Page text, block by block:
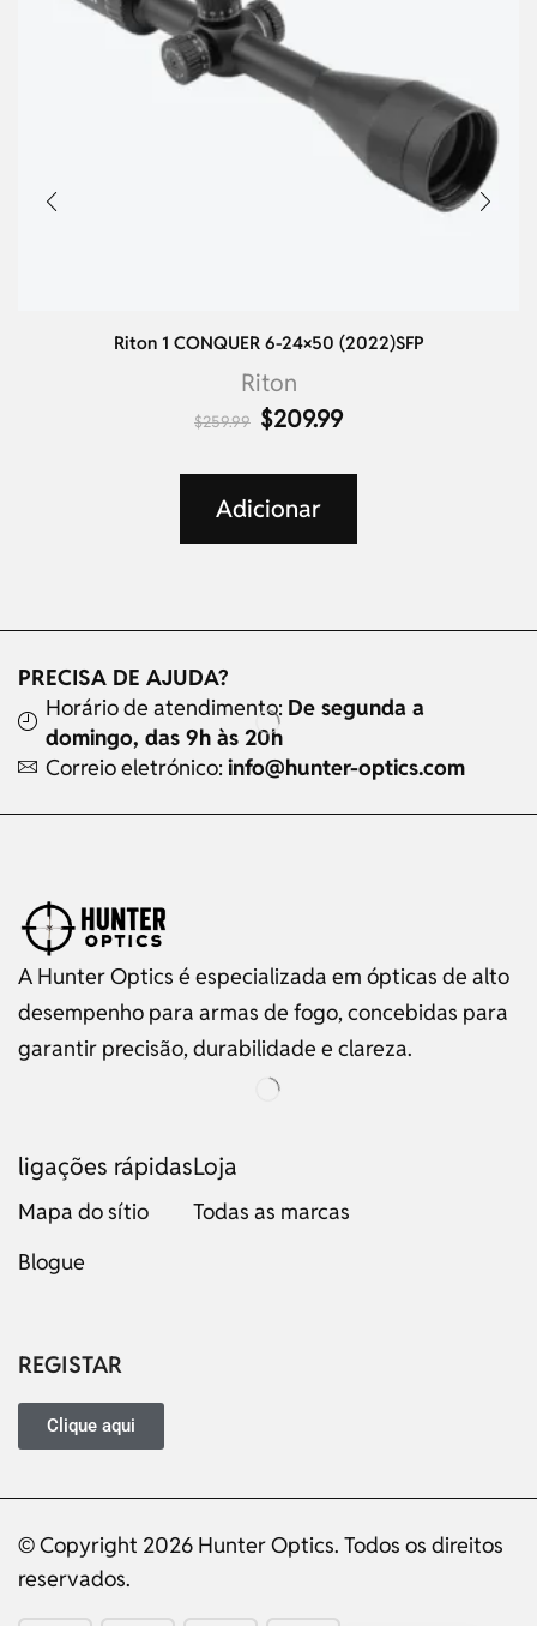
Riton 1 CONQUER 6-24×50 (2022)SFP
Riton
$259.99 $209.99
Adicionar
PRECISA DE AJUDA?
Horário de atendimento: De segunda a
domingo, das 9h às 20h
Correio eletrónico: info@hunter-optics.com
A Hunter Optics é especializada em ópticas de alto
desempenho para armas de fogo, concebidas para
garantir precisão, durabilidade e clareza.
ligações rápidas
Mapa do sítio
Blogue
Loja
Todas as marcas
REGISTAR
Clique aqui
© Copyright 2026 Hunter Optics. Todos os direitos
reservados.
German
French